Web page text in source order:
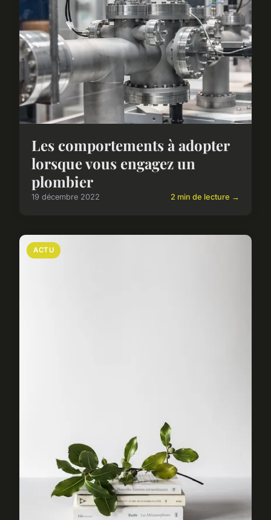
Les comportements à adopter
lorsque vous engagez un
plombier
19 décembre 2022 2 min de lecture →
ACTU